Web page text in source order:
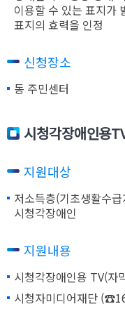
이용할 수 있는 표지가
표지의 효력을 인정
신청장소
동 주민센터
시청각장애인용
지원대상
저소득층(기초생활수
시청각장애인
지원내용
시청각장애인용 TV(자
시청자미디어재단